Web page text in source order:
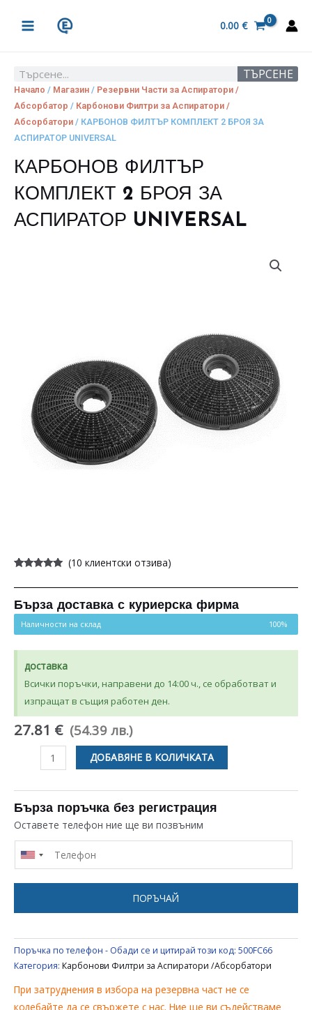
MENU
0.00 €
Search ТЪРСЕНЕ
Начало / Магазин / Резервни Части за Аспиратори /
Абсорбатор / Карбонови Филтри за Аспиратори /
Абсорбатори / КАРБОНОВ ФИЛТЪР КОМПЛЕКТ 2 БРОЯ ЗА
АСПИРАТОР UNIVERSAL
КАРБОНОВ ФИЛТЪР
КОМПЛЕКТ 2 БРОЯ ЗА
АСПИРАТОР UNIVERSAL
5.00от 5,
потребителски
оценки
(10 клиентски отзива)
Бърза доставка с куриерска фирма
Наличности на склад 100%
доставка
Всички поръчки, направени до 14:00 ч., се обработват и
изпращат в същия работен ден.
27.81 € (54.39 лв.)
количество
КАРБОНОВ
ФИЛТЪР
КОМПЛЕКТ
2
БРОЯ
UNIVERSAL
ДОБАВЯНЕ В КОЛИЧКАТА
Бърза поръчка без регистрация
Оставете телефон ние ще ви позвъним
ПОРЪЧАЙ
Поръчка по телефон - Обади се и цитирай този код: 500FC66
Категория: Карбонови Филтри за Аспиратори /Абсорбатори
При затруднения в избора на резервна част не се
колебайте да се свържете с нас. Ние ще ви съдействаме